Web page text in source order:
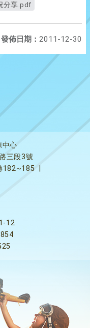
分享.pdf
發佈日期： 2011-12-30
中心
三段3號
182~185
12